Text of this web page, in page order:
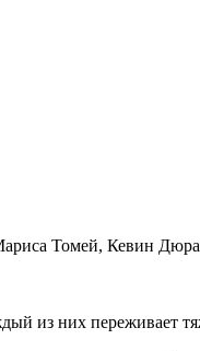
Томей, Кевин
из них переживает